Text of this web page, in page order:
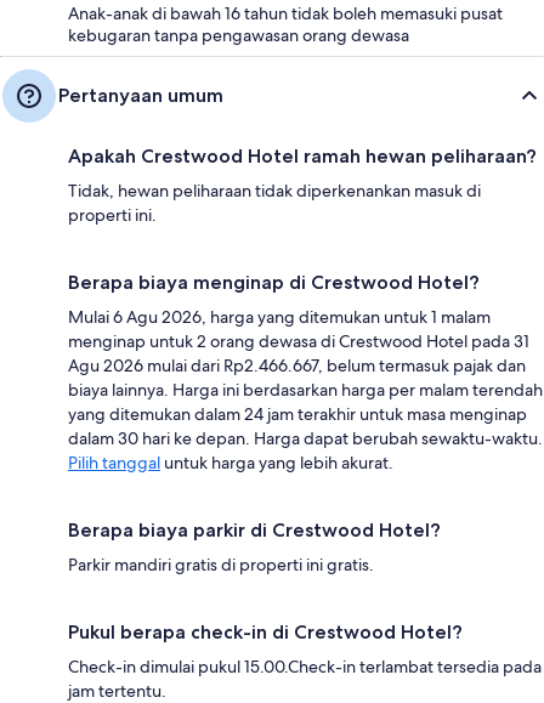
Anak-anak di bawah 16 tahun tidak boleh memasuki pusat
kebugaran tanpa pengawasan orang dewasa
Pertanyaan umum
Apakah Crestwood Hotel ramah hewan peliharaan?
Tidak, hewan peliharaan tidak diperkenankan masuk di
properti ini.
Berapa biaya menginap di Crestwood Hotel?
Mulai 6 Agu 2026, harga yang ditemukan untuk 1 malam
menginap untuk 2 orang dewasa di Crestwood Hotel pada 31
Agu 2026 mulai dari Rp2.466.667, belum termasuk pajak dan
biaya lainnya. Harga ini berdasarkan harga per malam terendah
yang ditemukan dalam 24 jam terakhir untuk masa menginap
dalam 30 hari ke depan. Harga dapat berubah sewaktu-waktu.
Pilih tanggal untuk harga yang lebih akurat.
Berapa biaya parkir di Crestwood Hotel?
Parkir mandiri gratis di properti ini gratis.
Pukul berapa check-in di Crestwood Hotel?
Check-in dimulai pukul 15.00.Check-in terlambat tersedia pada
jam tertentu.